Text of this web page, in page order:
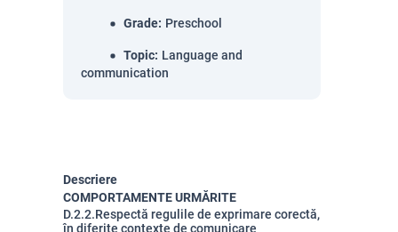
Grade: Preschool
Topic: Language and
communication
Descriere
COMPORTAMENTE URMĂRITE
D.2.2.Respectă regulile de exprimare corectă,
în diferite contexte de comunicare